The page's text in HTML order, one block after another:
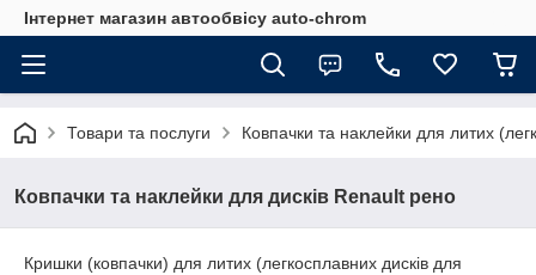
Інтернет магазин автообвісу auto-chrom
Товари та послуги Ковпачки та наклейки для литих
Ковпачки та наклейки для дисків Renault рено
Кришки (ковпачки) для литих (легкосплавних дисків для